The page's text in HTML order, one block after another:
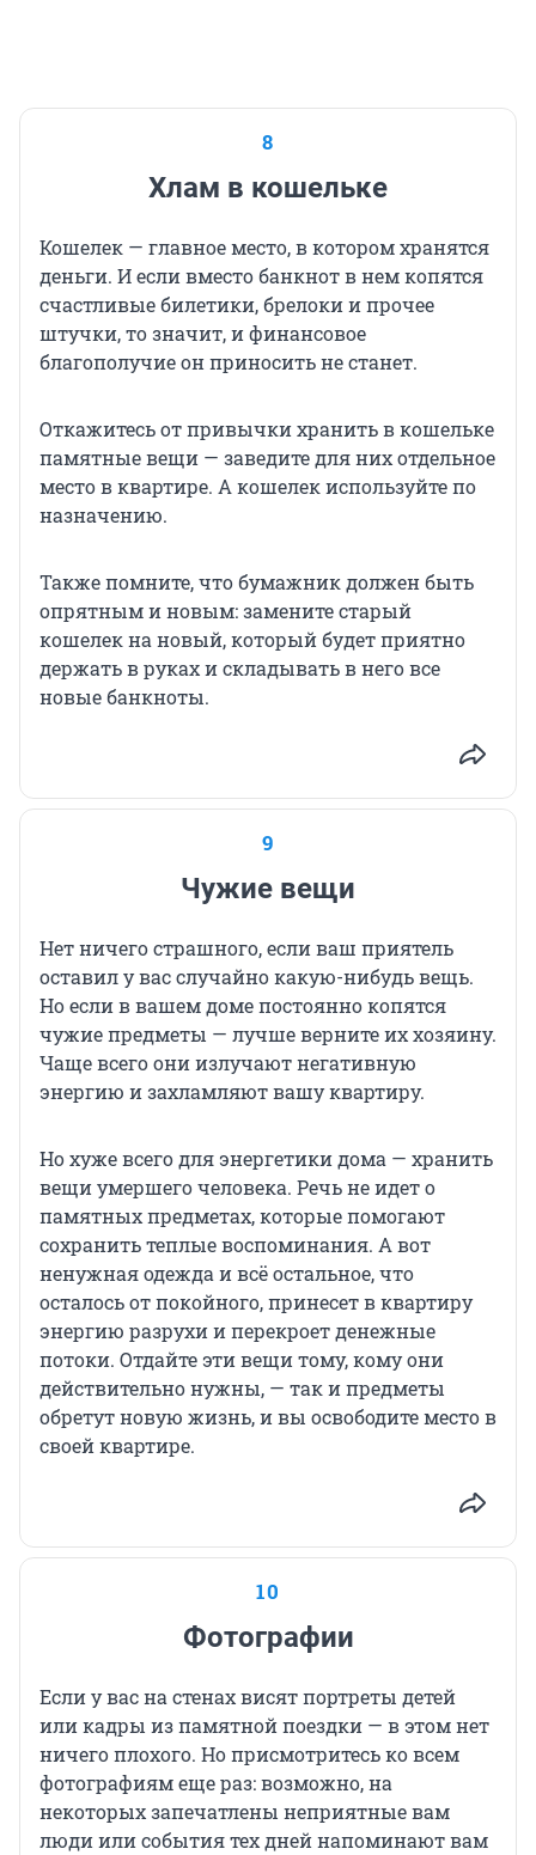
8
Хлам в кошельке
Кошелек — главное место, в котором хранятся
деньги. И если вместо банкнот в нем копятся
счастливые билетики, брелоки и прочее
штучки, то значит, и финансовое
благополучие он приносить не станет.
Откажитесь от привычки хранить в кошельке
памятные вещи — заведите для них отдельное
место в квартире. А кошелек используйте по
назначению.
Также помните, что бумажник должен быть
опрятным и новым: замените старый
кошелек на новый, который будет приятно
держать в руках и складывать в него все
новые банкноты.
9
Чужие вещи
Нет ничего страшного, если ваш приятель
оставил у вас случайно какую-нибудь вещь.
Но если в вашем доме постоянно копятся
чужие предметы — лучше верните их хозяину.
Чаще всего они излучают негативную
энергию и захламляют вашу квартиру.
Но хуже всего для энергетики дома — хранить
вещи умершего человека. Речь не идет о
памятных предметах, которые помогают
сохранить теплые воспоминания. А вот
ненужная одежда и всё остальное, что
осталось от покойного, принесет в квартиру
энергию разрухи и перекроет денежные
потоки. Отдайте эти вещи тому, кому они
действительно нужны, — так и предметы
обретут новую жизнь, и вы освободите место в
своей квартире.
10
Фотографии
Если у вас на стенах висят портреты детей
или кадры из памятной поездки — в этом нет
ничего плохого. Но присмотритесь ко всем
фотографиям еще раз: возможно, на
некоторых запечатлены неприятные вам
люди или события тех дней напоминают вам